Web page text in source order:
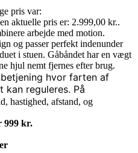
pris var:
aktuelle pris er: 2.999,00 kr..
arbejde med motion.
og passer perfekt indenunder
i stuen. Gåbåndet har en vægt
hjul nemt fjernes efter brug.
hvor farten af
reguleres. På
hastighed, afstand, og
999 kr.